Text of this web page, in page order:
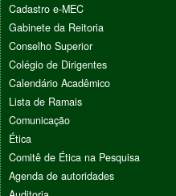
Cadastro e-MEC
Gabinete da Reitoria
Conselho Superior
Colégio de Dirigentes
Calendário Acadêmico
Lista de Ramais
Comunicação
Ética
Comitê de Ética na Pesquisa
Agenda de autoridades